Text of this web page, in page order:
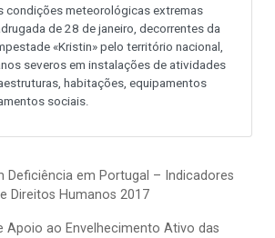
condições meteorológicas extremas
de 28 de janeiro, decorrentes da
«Kristin» pelo território nacional,
severos em instalações de atividades
habitações, equipamentos
sociais.
Deficiência em Portugal – Indicadores
Direitos Humanos 2017
Apoio ao Envelhecimento Ativo das